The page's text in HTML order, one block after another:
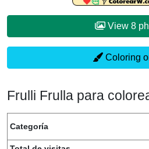
Coloring
Frulli Frulla para
Categoría